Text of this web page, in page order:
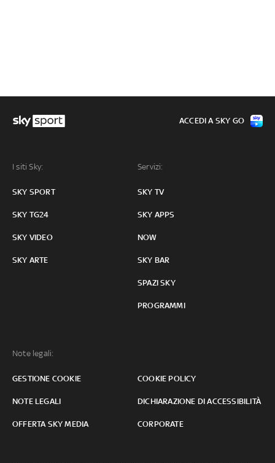
I siti Sky:
SKY SPORT
SKY TG24
SKY VIDEO
SKY ARTE
Servizi:
SKY TV
SKY APPS
NOW
SKY BAR
SPAZI SKY
PROGRAMMI
Note legali:
GESTIONE COOKIE COOKIE POLICY
NOTE LEGALI DICHIARAZIONE DI ACCESSIBILITÀ
OFFERTA SKY MEDIA CORPORATE
ACCEDI A SKY GO